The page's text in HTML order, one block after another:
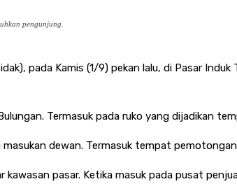
pengunjung.
pada Kamis (1/9) pekan lalu, di Pasar
Termasuk pada ruko yang dijadikan
dewan. Termasuk tempat
pasar. Ketika masuk pada pusat